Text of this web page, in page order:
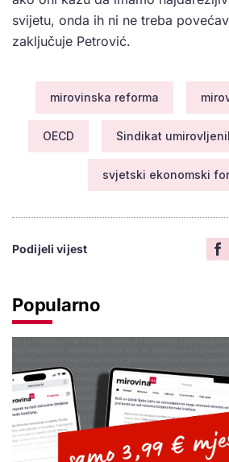
svijetu, onda ih ni ne treba
zaključuje Petrović.
mirovinska reforma
OECD Sindikat
svjetski ekonomski
Podijeli vijest
Popularno